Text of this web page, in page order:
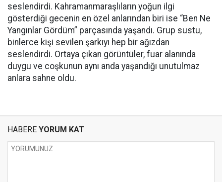
seslendirdi. Kahramanmaraşlıların yoğun ilgi
gösterdiği gecenin en özel anlarından biri ise “Ben Ne
Yangınlar Gördüm” parçasında yaşandı. Grup sustu,
binlerce kişi sevilen şarkıyı hep bir ağızdan
seslendirdi. Ortaya çıkan görüntüler, fuar alanında
duygu ve coşkunun aynı anda yaşandığı unutulmaz
anlara sahne oldu.
HABERE YORUM KAT